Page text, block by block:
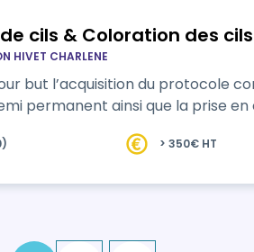
cils & Coloration des cils
HIVET CHARLENE
but l’acquisition du protocole
permanent ainsi que la prise
> 350€ HT